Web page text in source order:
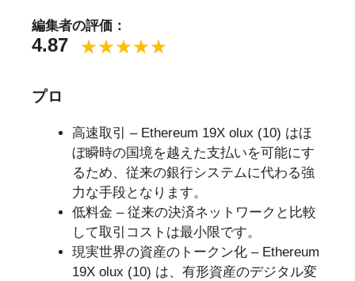
編集者の評価：
4.87
プロ
高速取引 – Ethereum 19X olux (10) はほ
ぼ瞬時の国境を越えた支払いを可能にす
るため、従来の銀行システムに代わる強
力な手段となります。
低料金 – 従来の決済ネットワークと比較
して取引コストは最小限です。
現実世界の資産のトークン化 – Ethereum
19X olux (10) は、有形資産のデジタル変